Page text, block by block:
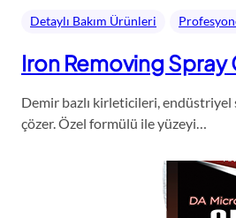
Detaylı Bakım Ürünleri
Iron Removing Spray
Demir bazlı kirleticileri,
çözer. Özel formülü ile yüzeyi…